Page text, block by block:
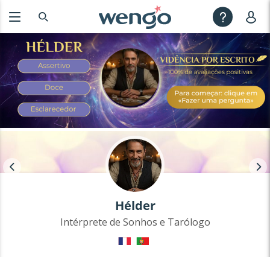
Hélder
Intérprete de Sonhos e Tarólogo